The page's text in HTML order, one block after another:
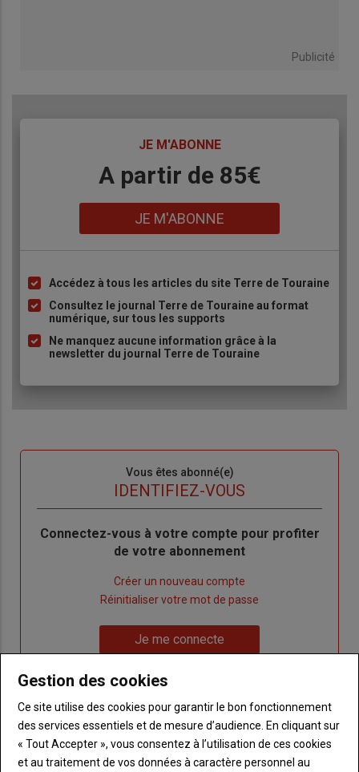
Publicité
JE M'ABONNE
A partir de 85€
JE M'ABONNE
Liste
à
puce
Accédez à tous les articles du site Terre de Touraine
Consultez le journal Terre de Touraine au format
numérique, sur tous les supports
Ne manquez aucune information grâce à la
newsletter du journal Terre de Touraine
Vous êtes abonné(e)
IDENTIFIEZ-VOUS
Body
Connectez-vous à votre compte pour profiter
de votre abonnement
compte"
Créer un nouveau compte
mot
de
Réinitialiser votre mot de passe
"Je
connecte"
Je me connecte
Sous-
titre
Vous n'êtes pas abonné(e)
TITRE CRÉEZ UN COMPTE
Gestion des cookies
Ce site utilise des cookies pour garantir le bon fonctionnement
des services essentiels et de mesure d’audience. En cliquant sur
« Tout Accepter », vous consentez à l’utilisation de ces cookies
et au traitement de vos données à caractère personnel au